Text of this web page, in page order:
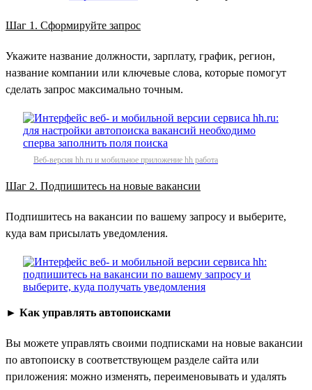
Шаг 1. Сформируйте запрос
Укажите название должности, зарплату, график, регион,
название компании или ключевые слова, которые помогут
сделать запрос максимально точным.
Веб-версия hh.ru и мобильное приложение hh работа
Шаг 2. Подпишитесь на новые вакансии
Подпишитесь на вакансии по вашему запросу и выберите,
куда вам присылать уведомления.
► Как управлять автопоисками
Вы можете управлять своими подписками на новые вакансии
по автопоиску в соответствующем разделе сайта или
приложения: можно изменять, переименовывать и удалять